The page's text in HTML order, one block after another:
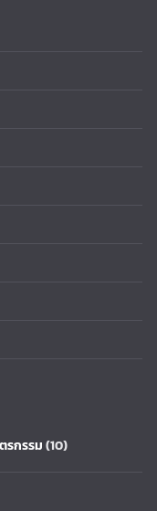
รกรรม(10)